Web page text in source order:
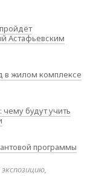
Астафьевским
в жилом комплексе
будут учить
программы